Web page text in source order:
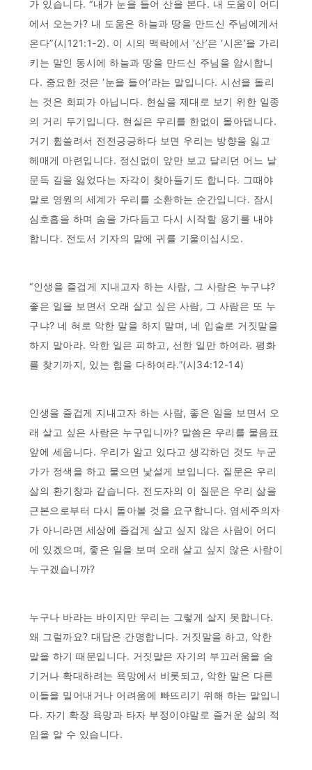
가 있습니다. “내가 눈을 들어 산을 본다. 내 도움이 어디
에서 오는가? 내 도움은 하늘과 땅을 만드신 주님에게서
온다”(시121:1-2). 이 시의 맥락에서 ‘산’은 ‘시온’을 가리
키는 말인 동시에 하늘과 땅을 만드신 주님을 암시합니
다. 중요한 것은 ‘눈을 들어’라는 말입니다. 시선을 돌리
는 것은 회피가 아닙니다. 현실을 제대로 보기 위한 일종
의 거리 두기입니다. 현실은 우리를 한없이 몰아댑니다.
거기 휩쓸려서 전전긍긍하다 보면 우리는 방향을 잃고
헤매게 마련입니다. 정신없이 앞만 보고 달리던 어느 날
문득 길을 잃었다는 자각이 찾아들기도 합니다. 그때야
말로 영원의 세계가 우리를 소환하는 순간입니다. 잠시
심호흡을 하며 숨을 가다듬고 다시 시작할 용기를 내야
합니다. 전도서 기자의 말에 귀를 기울이십시오.
“인생을 즐겁게 지내고자 하는 사람, 그 사람은 누구냐?
좋은 일을 보면서 오래 살고 싶은 사람, 그 사람은 또 누
구냐? 네 혀로 악한 말을 하지 말며, 네 입술로 거짓말을
하지 말아라. 악한 일은 피하고, 선한 일만 하여라. 평화
를 찾기까지, 있는 힘을 다하여라.”(시34:12-14)
인생을 즐겁게 지내고자 하는 사람, 좋은 일을 보면서 오
래 살고 싶은 사람은 누구입니까? 말씀은 우리를 물음표
앞에 세웁니다. 우리가 알고 있다고 생각하던 것도 누군
가가 정색을 하고 물으면 낯설게 보입니다. 질문은 우리
삶의 환기창과 같습니다. 전도자의 이 질문은 우리 삶을
근본으로부터 다시 돌아볼 것을 요구합니다. 염세주의자
가 아니라면 세상에 즐겁게 살고 싶지 않은 사람이 어디
에 있겠으며, 좋은 일을 보며 오래 살고 싶지 않은 사람이
누구겠습니까?
누구나 바라는 바이지만 우리는 그렇게 살지 못합니다.
왜 그럴까요? 대답은 간명합니다. 거짓말을 하고, 악한
말을 하기 때문입니다. 거짓말은 자기의 부끄러움을 숨
기거나 확대하려는 욕망에서 비롯되고, 악한 말은 다른
이들을 밀어내거나 어려움에 빠뜨리기 위해 하는 말입니
다. 자기 확장 욕망과 타자 부정이야말로 즐거운 삶의 적
임을 알 수 있습니다.